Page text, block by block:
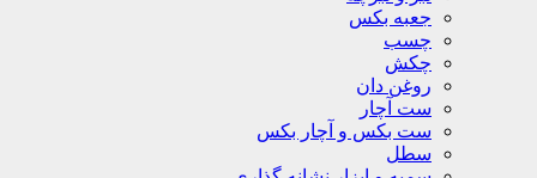
جعبه بکس
چسب
چکش
روغن دان
ست آچار
ست بکس و آچار بکس
سطل